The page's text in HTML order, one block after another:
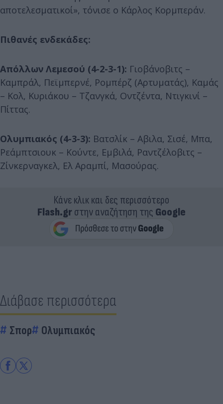
αποτελεσματικοί», τόνισε ο Κάρλος Κορμπεράν.
Πιθανές ενδεκάδες:
Απόλλων Λεμεσού (4-2-3-1): Γιοβάνοβιτς –
Καμπράλ, Πεϊμπερνέ, Ρομπέρζ (Αρτυματάς), Καμάς
– Κολ, Κυριάκου – Τζανγκά, Οντζέντα, Ντιγκινί –
Πίττας.
Ολυμπιακός (4-3-3): Βατσλίκ – Αβιλα, Σισέ, Μπα,
Ρεάμπτσιουκ – Κούντε, Εμβιλά, Ραντζέλοβιτς –
Ζίνκερναγκελ, Ελ Αραμπί, Μασούρας.
Κάνε κλικ και δες περισσότερο
Flash.grστην αναζήτηση της Google
Διάβασε περισσότερα
Σπορ Ολυμπιακός